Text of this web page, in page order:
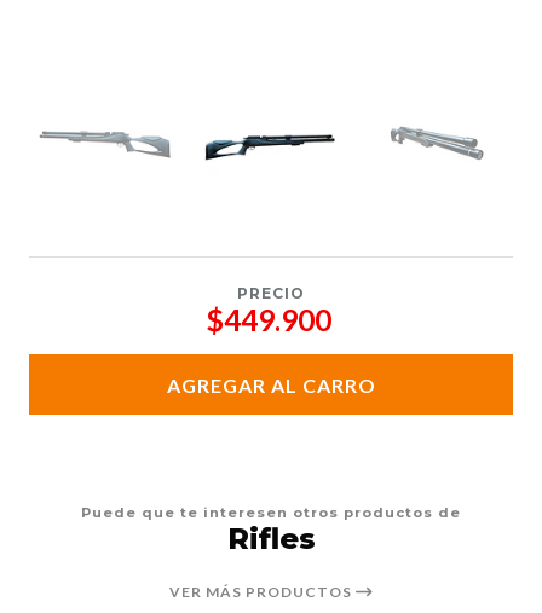
PRECIO
$449.900
AGREGAR AL CARRO
Puede que te interesen otros productos de
Rifles
VER MÁS PRODUCTOS